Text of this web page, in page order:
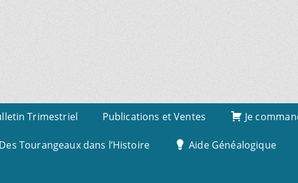
Trimestriel Publications et Ventes Je
Des Tourangeaux dans l’Histoire Aide Généalogique